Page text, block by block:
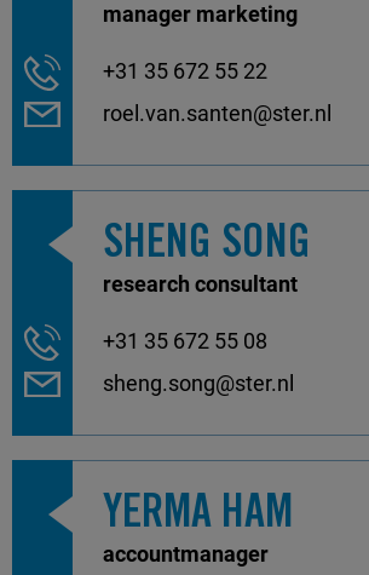
manager marketing
+31 35 672 55 22
roel.van.santen@ster.nl
SHENG SONG
research consultant
+31 35 672 55 08
sheng.song@ster.nl
YERMA HAM
accountmanager